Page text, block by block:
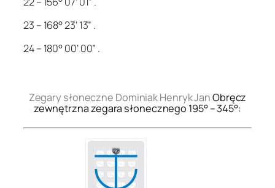
23 – 168° 23’ 13” .
24 – 180° 00’ 00” .
Zegary słoneczne Dominiak Henryk JanObręcz
zewnętrzna zegara słonecznego 195° – 345°: